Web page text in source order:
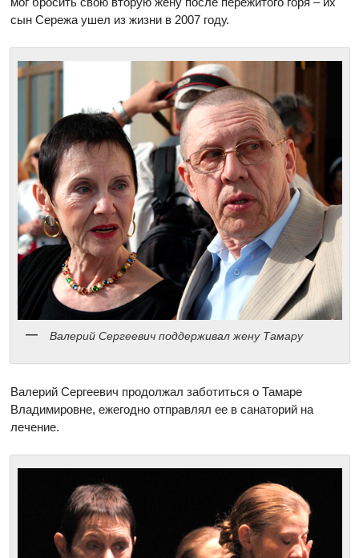
сын Сережа ушел из жизни в 2007 году.
Валерий Сергеевич поддерживал жену Тамару
Валерий Сергеевич продолжал заботиться о Тамаре
Владимировне, ежегодно отправлял ее в санаторий на
лечение.